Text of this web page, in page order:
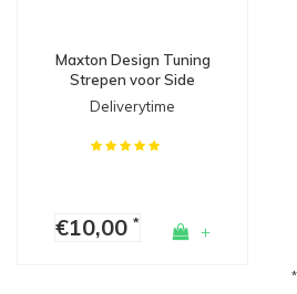
Maxton Design Tuning
Strepen voor Side
Skirts, Diffusers &
Splitters
Deliverytime
€10,00* +